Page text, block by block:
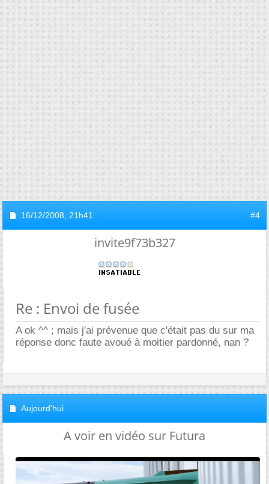
16/12/2008, 21h41 #4
invite9f73b327
Re : Envoi de fusée
A ok ^^ ; mais j'ai prévenue que c'était pas du sur ma
réponse donc faute avoué à moitier pardonné, nan ?
Aujourd'hui
A voir en vidéo sur Futura